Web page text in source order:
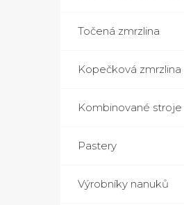
Točená zmrzlina
Kopečková zmrzlina
Kombinované stroje
Pastery
Výrobníky nanuků